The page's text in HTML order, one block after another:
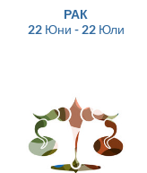
РАК
22 Юни - 22 Юли